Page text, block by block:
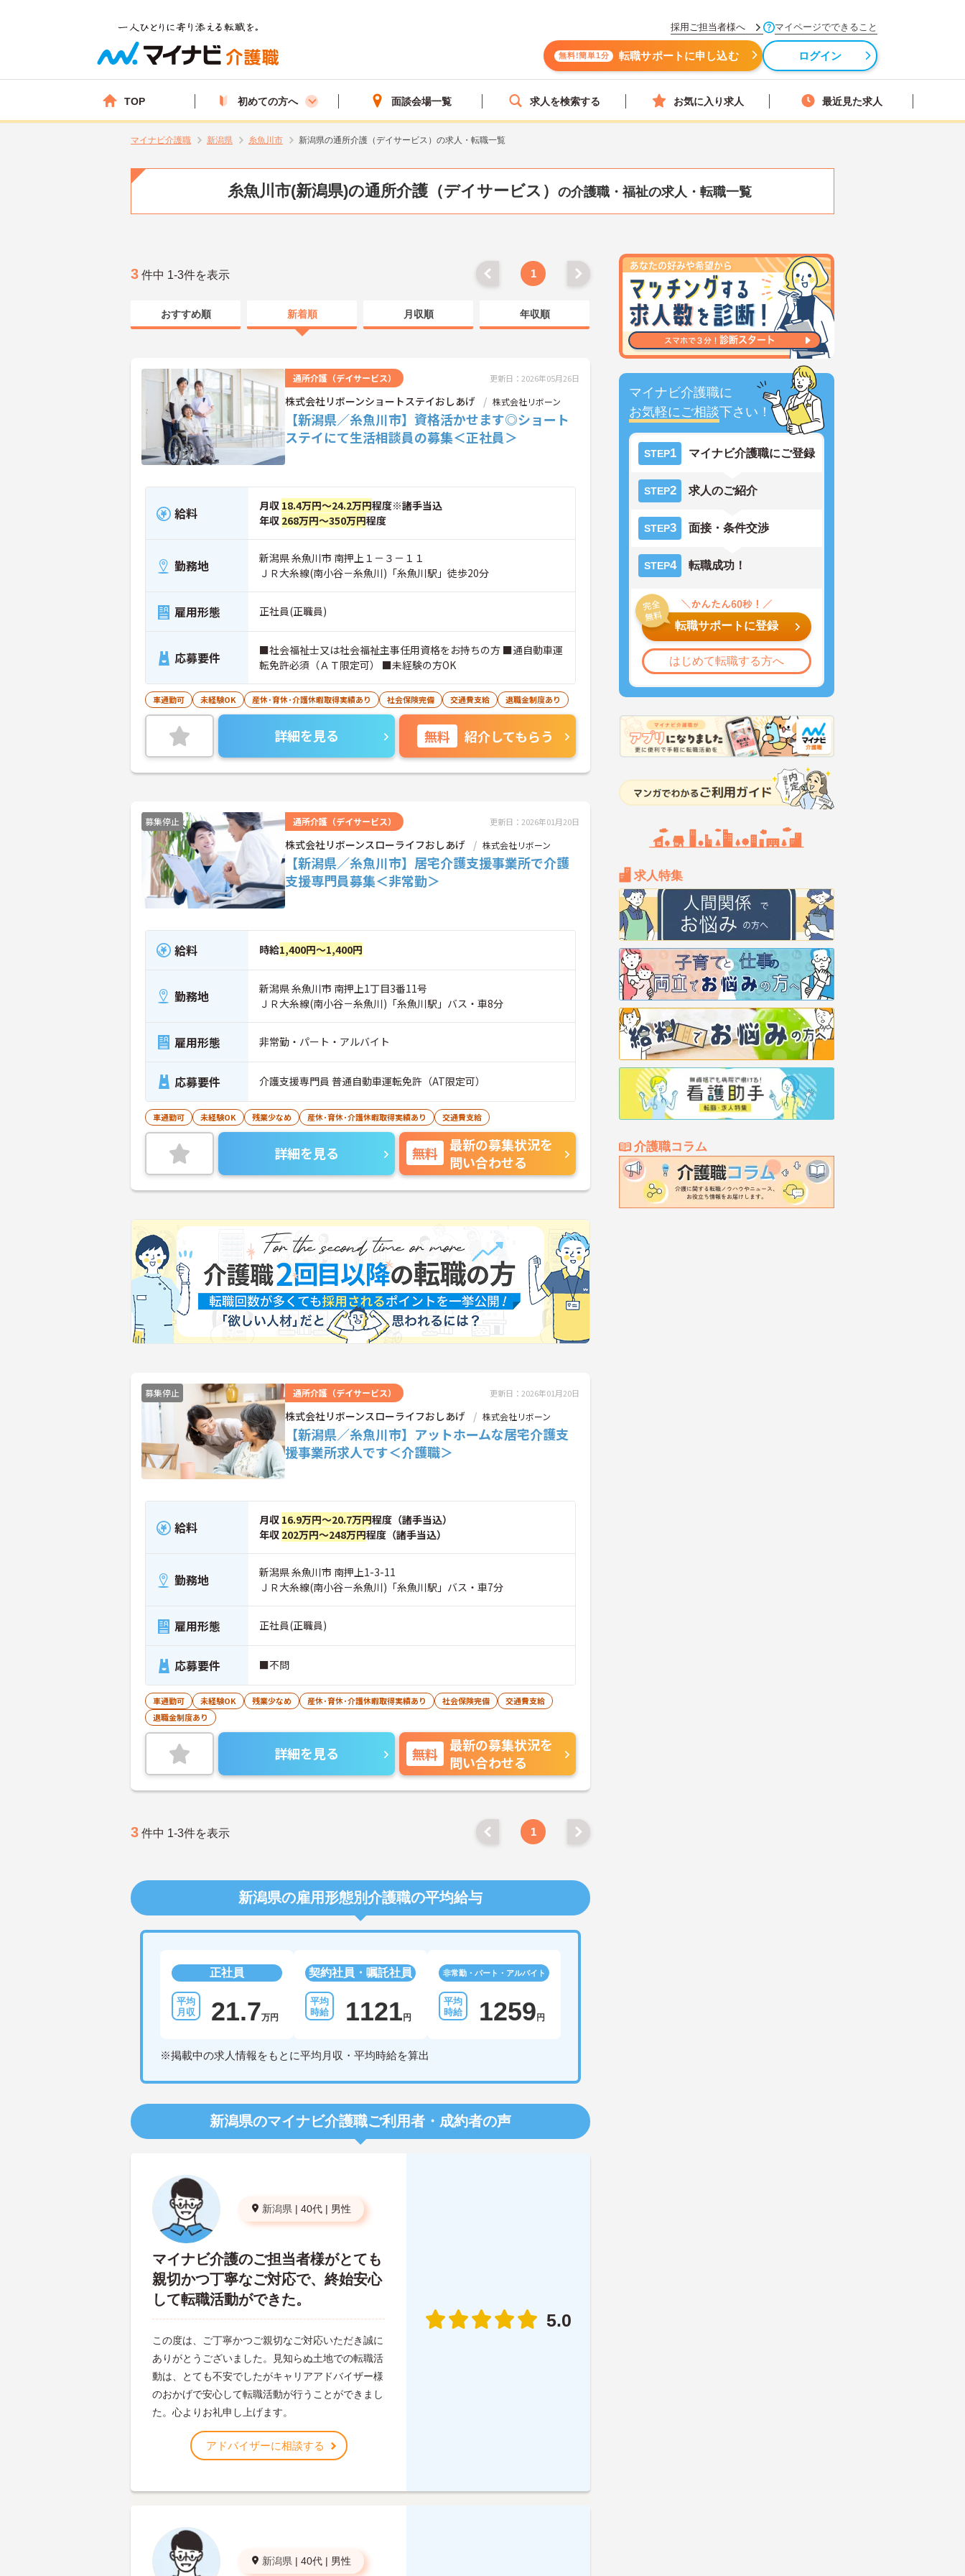
採用ご担当者様へ マイページでできること
無料!簡単1分 転職サポートに申し込む ログイン
TOP 初めての方へ 面談会場一覧 求人を検索する お気に入り求人 最近見た求人
マイナビ介護職 新潟県 糸魚川市 新潟県の通所介護（デイサービス）の求人・転職一覧
糸魚川市(新潟県)の通所介護（デイサービス） の介護職・福祉の求人・転職一覧
マイナビ介護職に
お気軽にご相談下さい！
STEP1 マイナビ介護職にご登録
STEP2 求人のご紹介
STEP3 面接・条件交渉
STEP4 転職成功！
転職サポートに登録
はじめて転職する方へ
求人特集
介護職コラム
3 件中 1-3件を表示 1
おすすめ順 新着順 月収順 年収順
通所介護（デイサービス） 更新日：2026年05月26日
株式会社リボーンショートステイおしあげ 株式会社リボーン
【新潟県／糸魚川市】資格活かせます◎ショート
ステイにて生活相談員の募集＜正社員＞
給料 月収 18.4万円～24.2万円程度※諸手当込
年収 268万円～350万円程度
勤務地
新潟県 糸魚川市 南押上１－３－１１
ＪＲ大糸線(南小谷－糸魚川)「糸魚川駅」徒歩20分
雇用形態 正社員(正職員)
応募要件
■社会福祉士又は社会福祉主事任用資格をお持ちの方 ■通自動車運
転免許必須（ＡＴ限定可） ■未経験の方OK
車通勤可 未経験OK 産休･育休･介護休暇取得実績あり 社会保険完備 交通費支給 退職金制度あり
詳細を見る 無料 紹介してもらう
募集停止 通所介護（デイサービス） 更新日：2026年01月20日
株式会社リボーンスローライフおしあげ 株式会社リボーン
【新潟県／糸魚川市】居宅介護支援事業所で介護
支援専門員募集＜非常勤＞
給料 時給1,400円～1,400円
勤務地
新潟県 糸魚川市 南押上1丁目3番11号
ＪＲ大糸線(南小谷－糸魚川)「糸魚川駅」バス・車8分
雇用形態 非常勤・パート・アルバイト
応募要件 介護支援専門員 普通自動車運転免許（AT限定可）
車通勤可 未経験OK 残業少なめ 産休･育休･介護休暇取得実績あり 交通費支給
詳細を見る 無料
最新の募集状況を
問い合わせる
募集停止 通所介護（デイサービス） 更新日：2026年01月20日
株式会社リボーンスローライフおしあげ 株式会社リボーン
【新潟県／糸魚川市】アットホームな居宅介護支
援事業所求人です＜介護職＞
給料 月収 16.9万円～20.7万円程度（諸手当込）
年収 202万円～248万円程度（諸手当込）
勤務地
新潟県 糸魚川市 南押上1-3-11
ＪＲ大糸線(南小谷－糸魚川)「糸魚川駅」バス・車7分
雇用形態 正社員(正職員)
応募要件 ■不問
車通勤可 未経験OK 残業少なめ 産休･育休･介護休暇取得実績あり 社会保険完備
交通費支給
退職金制度あり
詳細を見る 無料
最新の募集状況を
問い合わせる
3 件中 1-3件を表示 1
新潟県の雇用形態別介護職の平均給与
正社員
21.7万円
契約社員・嘱託社員
1121 円
非常勤・パート・アルバイト
1259 円
※掲載中の求人情報をもとに平均月収・平均時給を算出
新潟県のマイナビ介護職ご利用者・成約者の声
新潟県 | 40代 | 男性
マイナビ介護のご担当者様がとても
親切かつ丁寧なご対応で、終始安心
して転職活動ができた。
この度は、ご丁寧かつご親切なご対応いただき誠に
ありがとうございました。見知らぬ土地での転職活
動は、とても不安でしたがキャリアアドバイザー様
のおかげで安心して転職活動が行うことができまし
た。心よりお礼申し上げます。
アドバイザーに相談する
5.0
新潟県 | 40代 | 男性